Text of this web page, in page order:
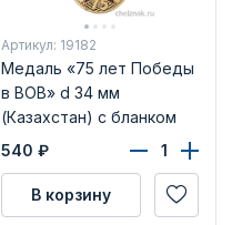
Артикул: 19182
Медаль «75 лет Победы
в ВОВ» d 34 мм
(Казахстан) с бланком
удостоверения
540 ₽
В корзину